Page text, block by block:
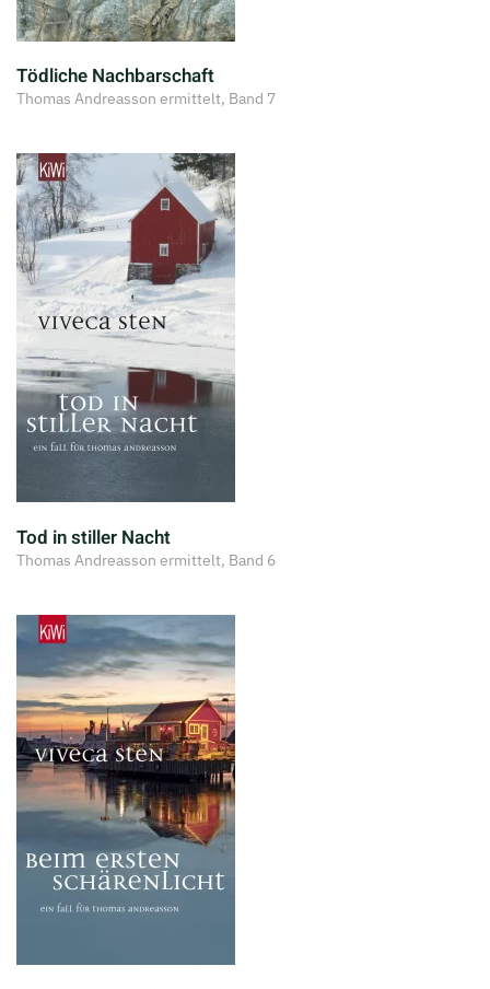
Tödliche Nachbarschaft
Thomas Andreasson ermittelt, Band 7
Tod in stiller Nacht
Thomas Andreasson ermittelt, Band 6